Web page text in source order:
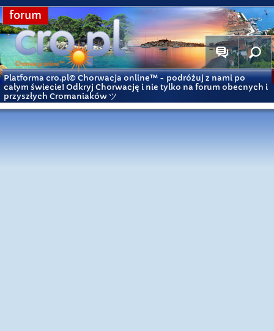
forum
Platforma cro.pl© Chorwacja online™ - podróżuj z nami po
całym świecie! Odkryj Chorwację i nie tylko na forum obecnych i
przyszłych Cromaniaków ツ